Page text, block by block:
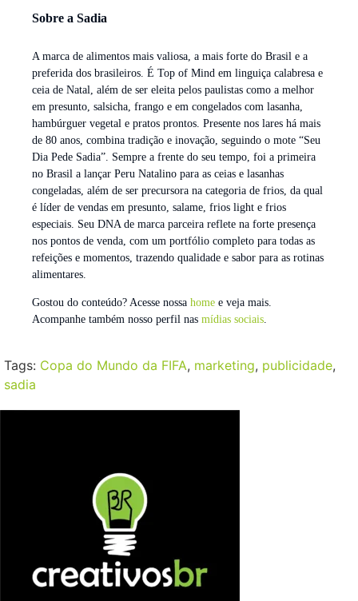
Sobre a Sadia
A marca de alimentos mais valiosa, a mais forte do Brasil e a
preferida dos brasileiros. É Top of Mind em linguiça calabresa e
ceia de Natal, além de ser eleita pelos paulistas como a melhor
em presunto, salsicha, frango e em congelados com lasanha,
hambúrguer vegetal e pratos prontos. Presente nos lares há mais
de 80 anos, combina tradição e inovação, seguindo o mote “Seu
Dia Pede Sadia”. Sempre a frente do seu tempo, foi a primeira
no Brasil a lançar Peru Natalino para as ceias e lasanhas
congeladas, além de ser precursora na categoria de frios, da qual
é líder de vendas em presunto, salame, frios light e frios
especiais. Seu DNA de marca parceira reflete na forte presença
nos pontos de venda, com um portfólio completo para todas as
refeições e momentos, trazendo qualidade e sabor para as rotinas
alimentares.
Gostou do conteúdo? Acesse nossa home e veja mais.
Acompanhe também nosso perfil nas mídias sociais.
Tags: Copa do Mundo da FIFA, marketing, publicidade,
sadia